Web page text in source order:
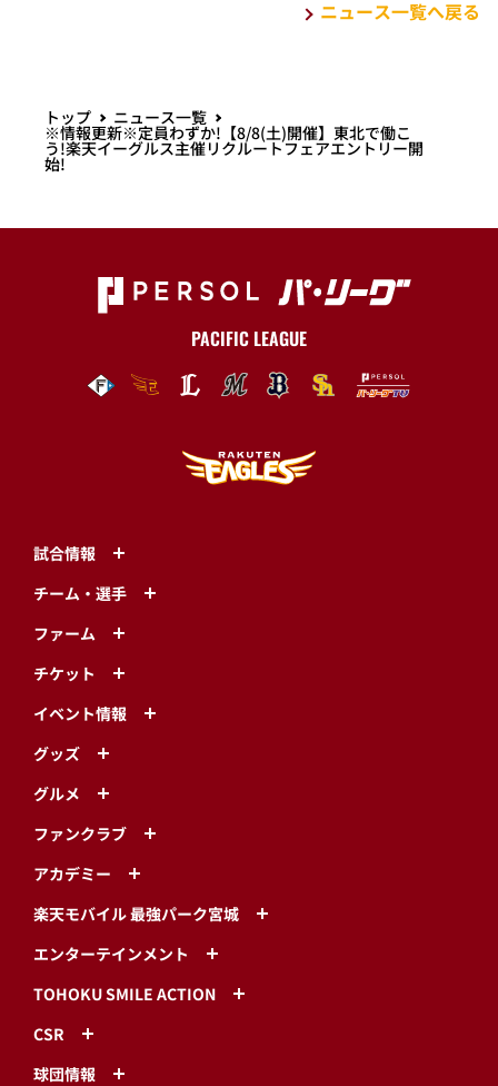
ニュース一覧へ戻る
トップ ニュース一覧
※情報更新※定員わずか!【8/8(土)開催】東北で働こ
う!楽天イーグルス主催リクルートフェアエントリー開
始!
PACIFIC LEAGUE
試合情報
チーム・選手
ファーム
チケット
イベント情報
グッズ
グルメ
ファンクラブ
アカデミー
楽天モバイル 最強パーク宮城
エンターテインメント
TOHOKU SMILE ACTION
CSR
球団情報